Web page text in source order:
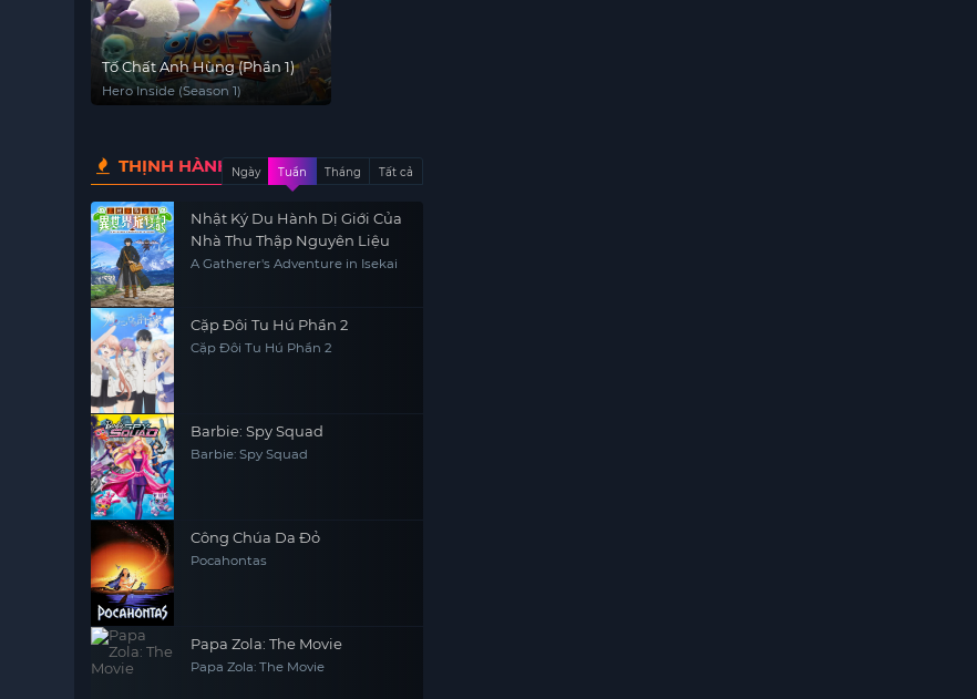
Tố Chất Anh Hùng (Phần 1)
Hero Inside (Season 1)
THỊNH HÀNHNgày Tuần Tháng Tất cả
Nhật Ký Du Hành Dị Giới Của
Nhà Thu Thập Nguyên Liệu
A Gatherer's Adventure in Isekai
Cặp Đôi Tu Hú Phần 2
Cặp Đôi Tu Hú Phần 2
Barbie: Spy Squad
Barbie: Spy Squad
Công Chúa Da Đỏ
Pocahontas
Papa Zola: The Movie
Papa Zola: The Movie